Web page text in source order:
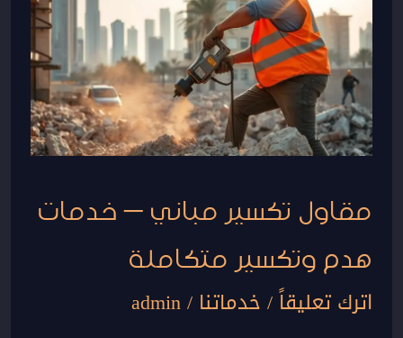
مقاول تكسير مباني – خدمات
هدم وتكسير متكاملة
اترك تعليقاً/خدماتنا /
admin
مباني
–
خدمات
هدم
وتكسير
متكاملة